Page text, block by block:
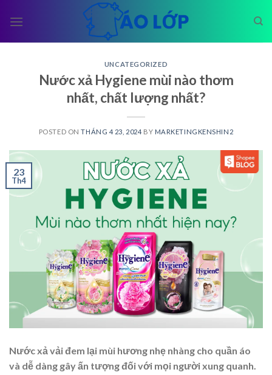
UNCATEGORIZED
Nước xả Hygiene mùi nào thơm
nhất, chất lượng nhất?
POSTED ONTHÁNG 4 23, 2024 BY MARKETINGKENSHIN2
23
Th4
Nước xả vải đem lại mùi hương nhẹ nhàng cho quần áo
và dễ dàng gây ấn tượng đối với mọi người xung quanh.